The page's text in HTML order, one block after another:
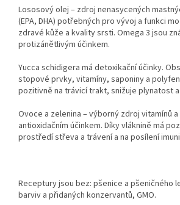
Lososový olej – zdroj nenasycených
(EPA, DHA) potřebných pro vývoj a funkci
zdravé kůže a kvality srsti. Omega 3 jsou
protizánětlivým účinkem.
Yucca schidigera má detoxikační účinky.
stopové prvky, vitamíny, saponiny a
pozitivně na trávicí trakt, snižuje plynatost
Ovoce a zelenina – výborný zdroj vitamínů
antioxidačním účinkem. Díky vláknině má
prostředí střeva a trávení a na posílení
Receptury jsou bez: pšenice a pšeničného
barviv a přidaných konzervantů, GMO.